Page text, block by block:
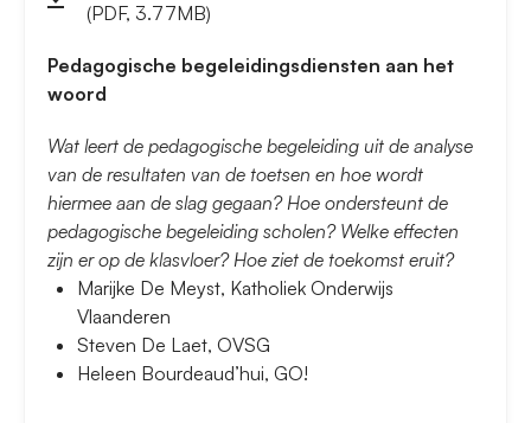
(PDF, 3.77MB)
Pedagogische begeleidingsdiensten aan het
woord
Wat leert de pedagogische begeleiding uit de analyse
van de resultaten van de toetsen en hoe wordt
hiermee aan de slag gegaan? Hoe ondersteunt de
pedagogische begeleiding scholen? Welke effecten
zijn er op de klasvloer? Hoe ziet de toekomst eruit?
Marijke De Meyst, Katholiek Onderwijs
Vlaanderen
Steven De Laet, OVSG
Heleen Bourdeaud’hui, GO!